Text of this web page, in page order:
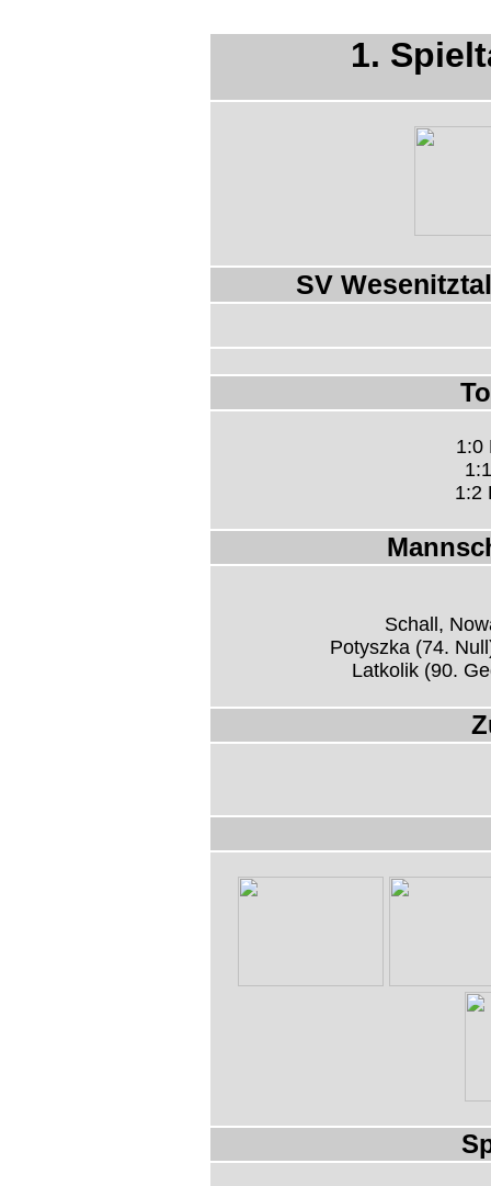
1.
SV
1:0
1:2
Schall,
Potyszka (74.
Latkolik (90.